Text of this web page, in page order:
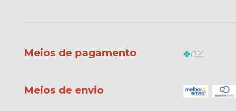
Meios de pagamento
Meios de envio